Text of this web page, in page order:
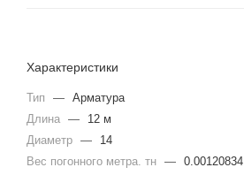
Характеристики
Тип — Арматура
Длина —
12 м
Диаметр —
14
Вес погонного метра. тн — 0.00120834